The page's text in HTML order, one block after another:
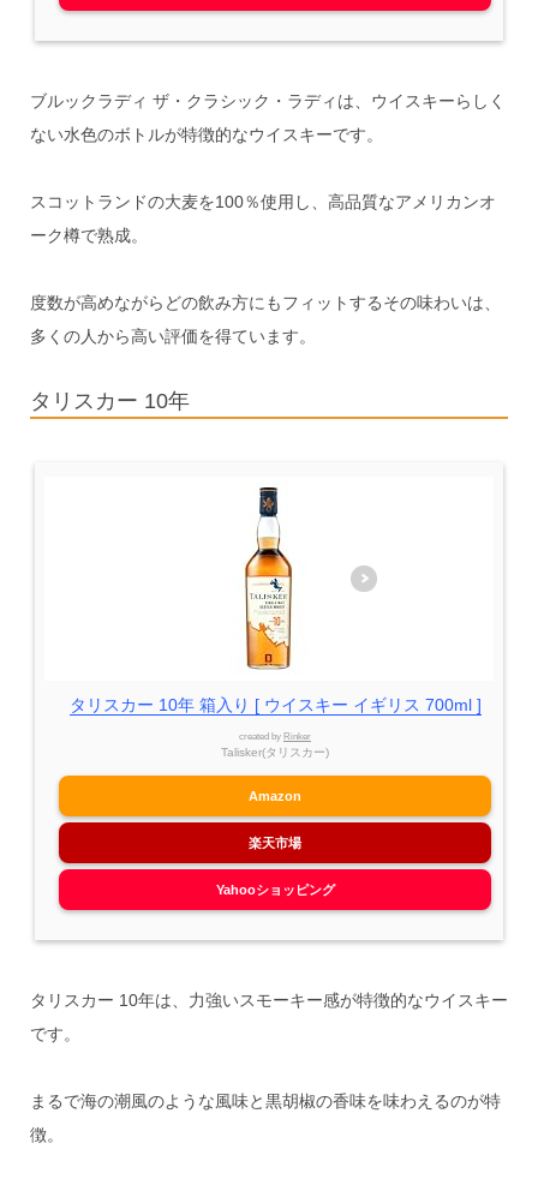
ブルックラディ ザ・クラシック・ラディは、ウイスキーらしく
ない水色のボトルが特徴的なウイスキーです。
スコットランドの大麦を100％使用し、高品質なアメリカンオ
ーク樽で熟成。
度数が高めながらどの飲み方にもフィットするその味わいは、
多くの人から高い評価を得ています。
タリスカー 10年
タリスカー 10年 箱入り [ ウイスキー イギリス 700ml ]
created by Rinker
Talisker(タリスカー)
Amazon
楽天市場
Yahooショッピング
タリスカー 10年は、力強いスモーキー感が特徴的なウイスキー
です。
まるで海の潮風のような風味と黒胡椒の香味を味わえるのが特
徴。